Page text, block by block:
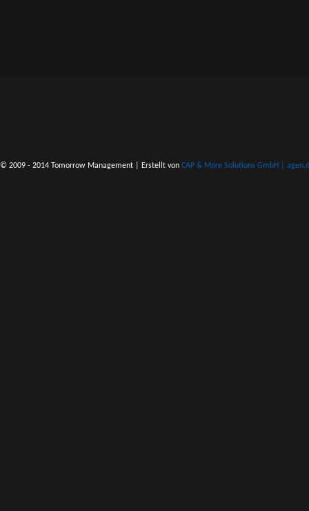
© 2009 - 2014 Tomorrow Management | Erstellt von CAP & More Solutions GmbH |